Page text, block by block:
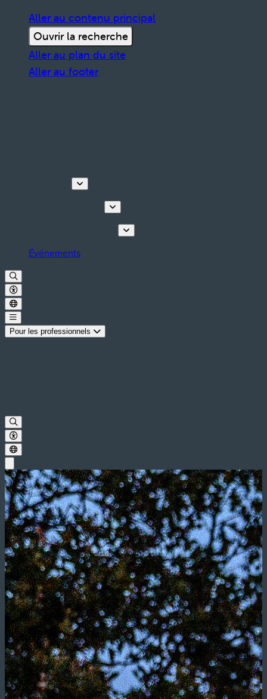
Aller au contenu principal
Ouvrir la recherche
Aller au plan du site
Aller au footer
Événements
Pour les professionnels